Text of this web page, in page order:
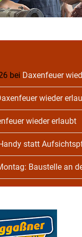
bei Daxenfeuer
wieder
wieder erlaubt
statt
Baustelle an